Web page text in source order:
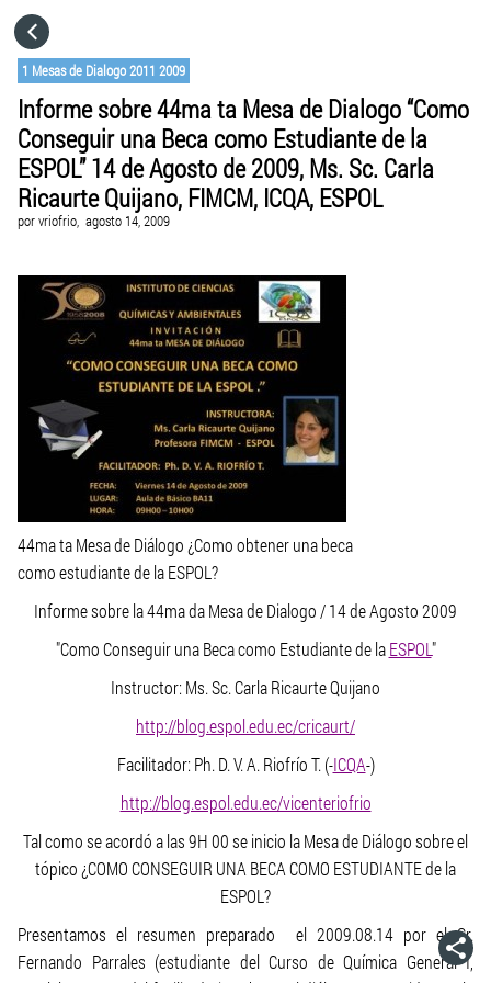
1 Mesas de Dialogo 2011 2009
Informe sobre 44ma ta Mesa de Dialogo “Como
Conseguir una Beca como Estudiante de la
ESPOL” 14 de Agosto de 2009, Ms. Sc. Carla
Ricaurte Quijano, FIMCM, ICQA, ESPOL
porvriofrio, agosto 14, 2009
44ma ta Mesa de Diálogo ¿Como obtener una beca
como estudiante de la ESPOL?
Informe sobre la 44ma da Mesa de Dialogo / 14 de Agosto 2009
"Como Conseguir una Beca como Estudiante de laESPOL"
Instructor: Ms. Sc. Carla Ricaurte Quijano
http://blog.espol.edu.ec/cricaurt/
Facilitador: Ph. D. V. A. Riofrío T. (-ICQA-)
http://blog.espol.edu.ec/vicenteriofrio
Tal como se acordó a las 9H 00 se inicio la Mesa de Diálogo sobre el
tópico ¿COMO CONSEGUIR UNA BECA COMO ESTUDIANTE de la
ESPOL?
Presentamos el resumen preparado el 2009.08.14 por el Sr.
Fernando Parrales (estudiante del Curso de Química General I,
CATEGORÍAS
IR A